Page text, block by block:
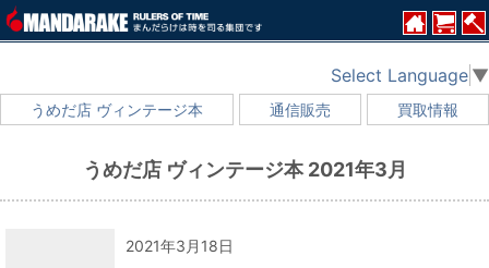
うめだ店 ヴィンテージ本 通信販売 買取情報
Select Language ▼
うめだ店 ヴィンテージ本 2021年3月
2021年3月18日